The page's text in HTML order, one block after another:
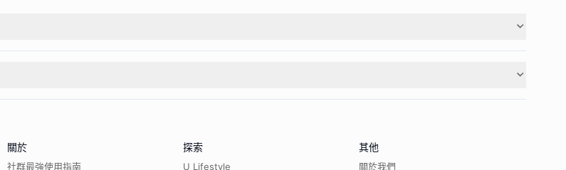
關於
社群最強使用指南
探索
U Lifestyle
其他
關於我們